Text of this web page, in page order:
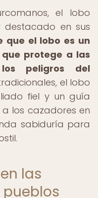
el lobo
en sus
que el lobo es un
protege a las
peligros del
el lobo
fiel y un guía
los cazadores en
sabiduría para
las